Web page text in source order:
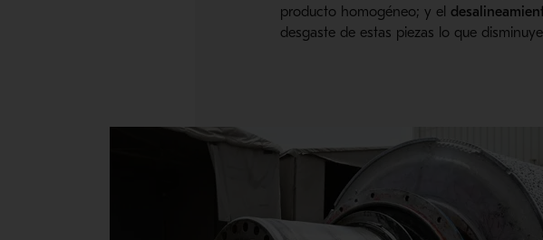
producto homogéneo; y el
desgaste de estas piezas lo que